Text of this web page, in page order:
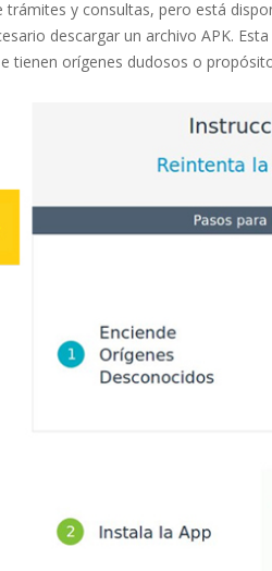
y consultas, pero está
descargar un archivo APK.
tienen orígenes dudosos o